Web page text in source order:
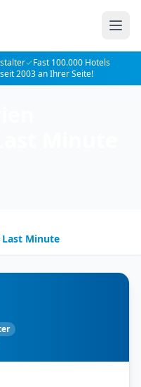
✓Fast 100.000 Hotels
seit 2003 an Ihrer Seite!
Last Minute